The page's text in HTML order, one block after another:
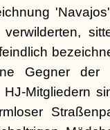
Gegner
Mitgliedern